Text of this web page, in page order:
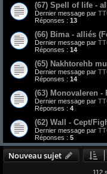
(67) Spell of life -
Dernier message par
Réponses : 13
(66) Bima - alliés
Dernier message par
Réponses : 14
(65) Nakhtorehb
Dernier message par
Réponses : 14
(63) Monovaleren -
Dernier message par
Réponses : 4
(62) Wall - Cept/
Dernier message par
Réponses : 5
Nouveau sujet
112